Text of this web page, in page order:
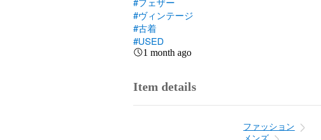
#ヴィンテージ
#古着
#USED
1 month ago
Item details
ファッション